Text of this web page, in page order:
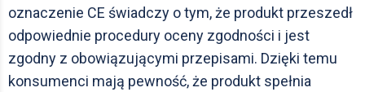
oznaczenie CE świadczy o tym, że produkt przeszedł
odpowiednie procedury oceny zgodności i jest
zgodny z obowiązującymi przepisami. Dzięki temu
konsumenci mają pewność, że produkt spełnia